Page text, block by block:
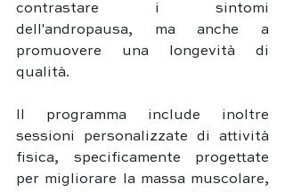
contrastare i sintomi
dell'andropausa, ma anche a
promuovere una longevità di
qualità.
Il programma include inoltre
sessioni personalizzate di attività
fisica, specificamente progettate
per migliorare la massa muscolare,